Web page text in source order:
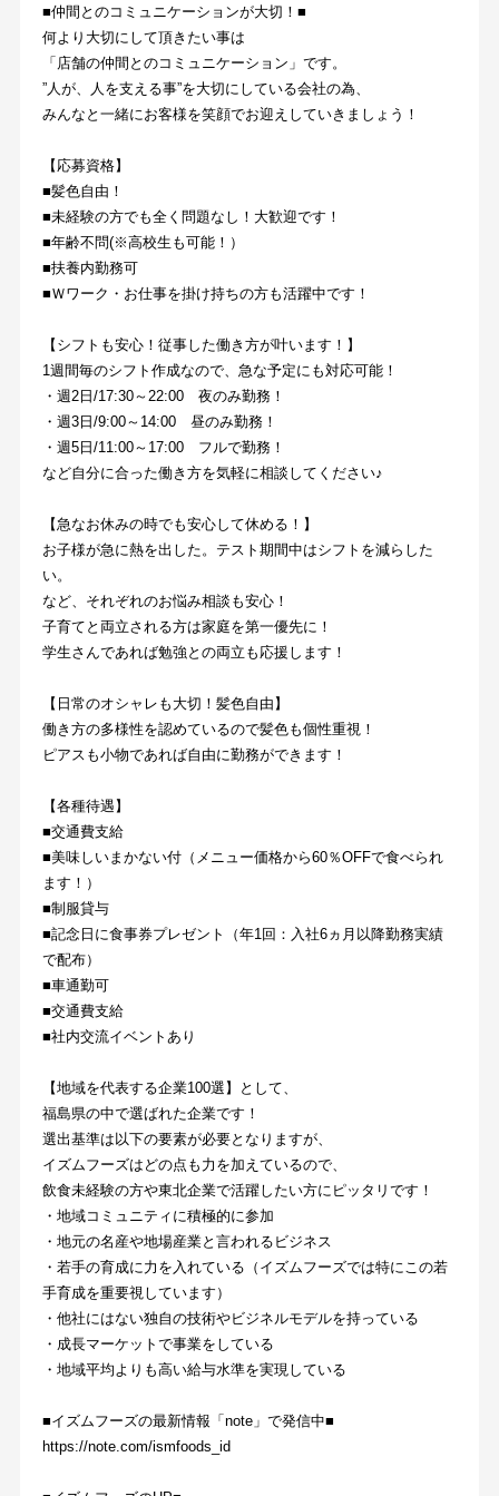
■仲間とのコミュニケーションが大切！■
何より大切にして頂きたい事は
「店舗の仲間とのコミュニケーション」です。
”人が、人を支える事”を大切にしている会社の為、
みんなと一緒にお客様を笑顔でお迎えしていきましょう！
【応募資格】
■髪色自由！
■未経験の方でも全く問題なし！大歓迎です！
■年齢不問(※高校生も可能！）
■扶養内勤務可
■Ｗワーク・お仕事を掛け持ちの方も活躍中です！
【シフトも安心！従事した働き方が叶います！】
1週間毎のシフト作成なので、急な予定にも対応可能！
・週2日/17:30～22:00　夜のみ勤務！
・週3日/9:00～14:00　昼のみ勤務！
・週5日/11:00～17:00　フルで勤務！
など自分に合った働き方を気軽に相談してください♪
【急なお休みの時でも安心して休める！】
お子様が急に熱を出した。テスト期間中はシフトを減らした
い。
など、それぞれのお悩み相談も安心！
子育てと両立される方は家庭を第一優先に！
学生さんであれば勉強との両立も応援します！
【日常のオシャレも大切！髪色自由】
働き方の多様性を認めているので髪色も個性重視！
ピアスも小物であれば自由に勤務ができます！
【各種待遇】
■交通費支給
■美味しいまかない付（メニュー価格から60％OFFで食べられ
ます！）
■制服貸与
■記念日に食事券プレゼント（年1回：入社6ヵ月以降勤務実績
で配布）
■車通勤可
■交通費支給
■社内交流イベントあり
【地域を代表する企業100選】として、
福島県の中で選ばれた企業です！
選出基準は以下の要素が必要となりますが、
イズムフーズはどの点も力を加えているので、
飲食未経験の方や東北企業で活躍したい方にピッタリです！
・地域コミュニティに積極的に参加
・地元の名産や地場産業と言われるビジネス
・若手の育成に力を入れている（イズムフーズでは特にこの若
手育成を重要視しています）
・他社にはない独自の技術やビジネルモデルを持っている
・成長マーケットで事業をしている
・地域平均よりも高い給与水準を実現している
■イズムフーズの最新情報「note」で発信中■
https://note.com/ismfoods_id